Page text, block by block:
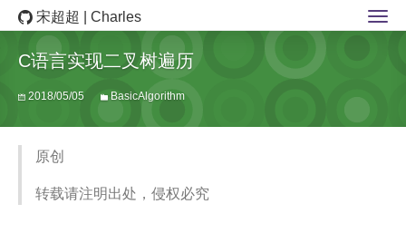
宋超超 | Charles
C语言实现二叉树遍历
2018/05/05 BasicAlgorithm
原创
转载请注明出处，侵权必究